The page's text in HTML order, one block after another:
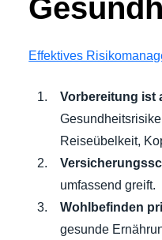
Effektives
Vorbereitung ist
Reiseübelkeit,
umfassend greift.
Wohlbefinden
gesunde